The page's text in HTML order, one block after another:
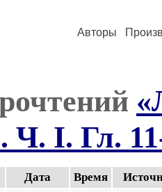
Авторы
Ч. I. Гл.
Дата Время